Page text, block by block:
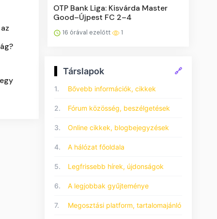
OTP Bank Liga: Kisvárda Master
Good–Újpest FC 2–4
16 órával ezelőtt 1
Társlapok 🔗
1. Bővebb információk, cikkek
2. Fórum közösség, beszélgetések
3. Online cikkek, blogbejegyzések
4. A hálózat főoldala
5. Legfrissebb hírek, újdonságok
6. A legjobbak gyűjteménye
7. Megosztási platform, tartalomajánló